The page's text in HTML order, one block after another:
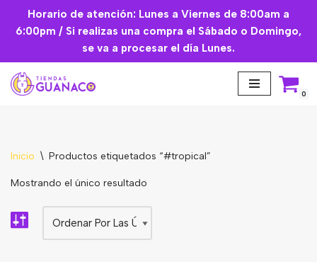
Saltar
contenido
Horario de atención: Lunes a Viernes de 8:00am a
6:00pm / Si realizas una compra el Sábado o Domingo,
se va a procesar el día Lunes.
0
Mascarilla facial
Inicio \ Productos etiquetados “#tropical”
Mostrando el único resultado